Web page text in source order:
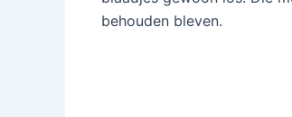
behouden bleven.